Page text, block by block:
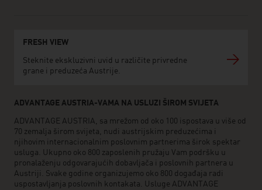
FRESH VIEW
Steknite ekskluzivni uvid u različite privredne
grane i preduzeća Austrije.
ADVANTAGE AUSTRIA-VAMA NA USLUZI ŠIROM SVIJETA
ADVANTAGE AUSTRIA, sa mrežom od oko 100 ispostava u više od
70 zemalja širom svijeta, nudi austrijskim preduzećima i
njihovim internacionalnim poslovnim partnerima širok spektar
usluga. Ukupno oko 800 zaposlenih pružaju Vam podršku u
pronalaženju odgovarajućih dobavljača i poslovnih partnera u
Austriji. Svake godine organizujemo oko 800 događaja radi
uspostavljanja poslovnih kontakata. Usluge ADVANTAGE